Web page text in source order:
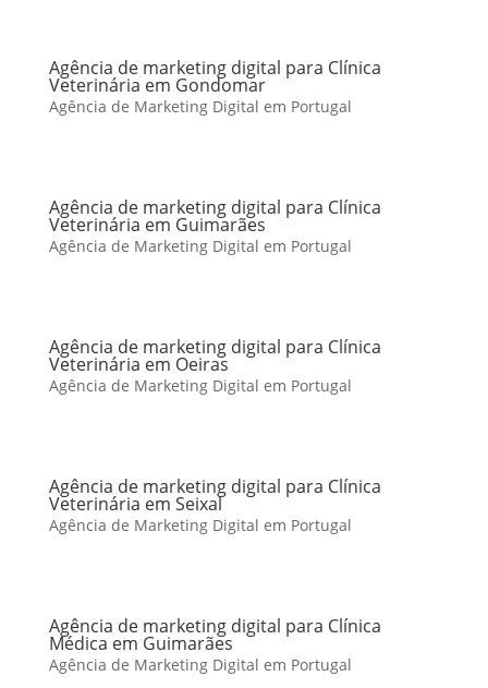
Agência de marketing digital para Clínica
Veterinária em Gondomar
Agência de Marketing Digital em Portugal
Agência de marketing digital para Clínica
Veterinária em Guimarães
Agência de Marketing Digital em Portugal
Agência de marketing digital para Clínica
Veterinária em Oeiras
Agência de Marketing Digital em Portugal
Agência de marketing digital para Clínica
Veterinária em Seixal
Agência de Marketing Digital em Portugal
Agência de marketing digital para Clínica
Médica em Guimarães
Agência de Marketing Digital em Portugal